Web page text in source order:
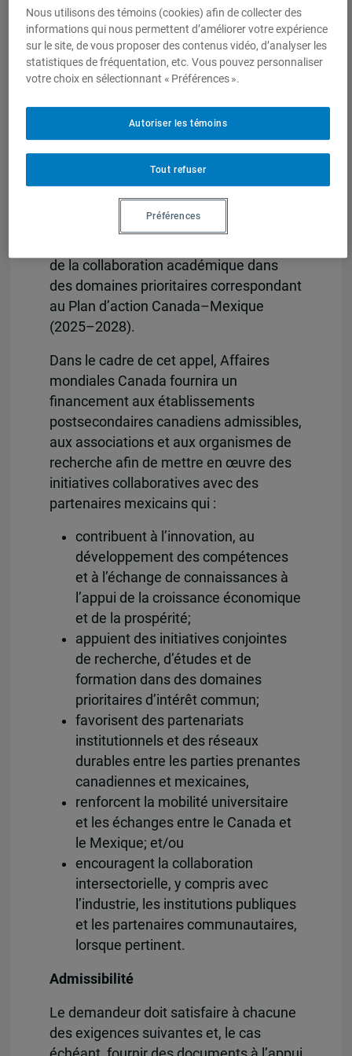
idées, compétences et solutions aux
défis communs.
Objectif
prospérité grâce à la collaboration
académique Canada–Mexique (CACM)
soutient des projets collaboratifs qui
font progresser la prospérité
économique et l’innovation partagées
entre le Canada et le Mexique par le
de la collaboration académique dans
des domaines prioritaires correspondant
au Plan d’action Canada–Mexique
(2025–2028).
Dans le cadre de cet appel, Affaires
mondiales Canada fournira un
financement aux établissements
postsecondaires canadiens admissibles,
aux associations et aux organismes de
recherche afin de mettre en œuvre des
initiatives collaboratives avec des
partenaires mexicains qui :
contribuent à l’innovation, au
développement des compétences
et à l’échange de connaissances à
l’appui de la croissance économique
et de la prospérité;
appuient des initiatives conjointes
de recherche, d’études et de
formation dans des domaines
prioritaires d’intérêt commun;
favorisent des partenariats
institutionnels et des réseaux
durables entre les parties prenantes
canadiennes et mexicaines,
renforcent la mobilité universitaire
et les échanges entre le Canada et
le Mexique; et/ou
encouragent la collaboration
intersectorielle, y compris avec
l’industrie, les institutions publiques
et les partenaires communautaires,
lorsque pertinent.
Admissibilité
Le demandeur doit satisfaire à chacune
des exigences suivantes et, le cas
Nous utilisons des témoins (cookies) afin de collecter des
informations qui nous permettent d’améliorer votre expérience
sur le site, de vous proposer des contenus vidéo, d’analyser les
statistiques de fréquentation, etc. Vous pouvez personnaliser
votre choix en sélectionnant « Préférences ».
Tout refuser
Autoriser les témoins
Préférences